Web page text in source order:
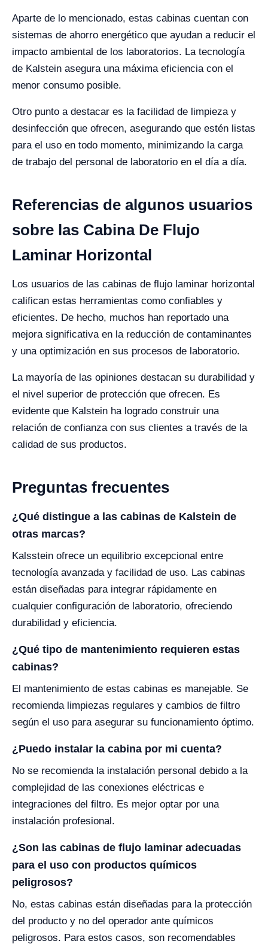
Aparte de lo mencionado, estas cabinas cuentan con
sistemas de ahorro energético que ayudan a reducir el
impacto ambiental de los laboratorios. La tecnología
de Kalstein asegura una máxima eficiencia con el
menor consumo posible.
Otro punto a destacar es la facilidad de limpieza y
desinfección que ofrecen, asegurando que estén listas
para el uso en todo momento, minimizando la carga
de trabajo del personal de laboratorio en el día a día.
Referencias de algunos usuarios
sobre las Cabina De Flujo
Laminar Horizontal
Los usuarios de las cabinas de flujo laminar horizontal
califican estas herramientas como confiables y
eficientes. De hecho, muchos han reportado una
mejora significativa en la reducción de contaminantes
y una optimización en sus procesos de laboratorio.
La mayoría de las opiniones destacan su durabilidad y
el nivel superior de protección que ofrecen. Es
evidente que Kalstein ha logrado construir una
relación de confianza con sus clientes a través de la
calidad de sus productos.
Preguntas frecuentes
¿Qué distingue a las cabinas de Kalstein de
otras marcas?
Kalsstein ofrece un equilibrio excepcional entre
tecnología avanzada y facilidad de uso. Las cabinas
están diseñadas para integrar rápidamente en
cualquier configuración de laboratorio, ofreciendo
durabilidad y eficiencia.
¿Qué tipo de mantenimiento requieren estas
cabinas?
El mantenimiento de estas cabinas es manejable. Se
recomienda limpiezas regulares y cambios de filtro
según el uso para asegurar su funcionamiento óptimo.
¿Puedo instalar la cabina por mi cuenta?
No se recomienda la instalación personal debido a la
complejidad de las conexiones eléctricas e
integraciones del filtro. Es mejor optar por una
instalación profesional.
¿Son las cabinas de flujo laminar adecuadas
para el uso con productos químicos
peligrosos?
No, estas cabinas están diseñadas para la protección
del producto y no del operador ante químicos
peligrosos. Para estos casos, son recomendables